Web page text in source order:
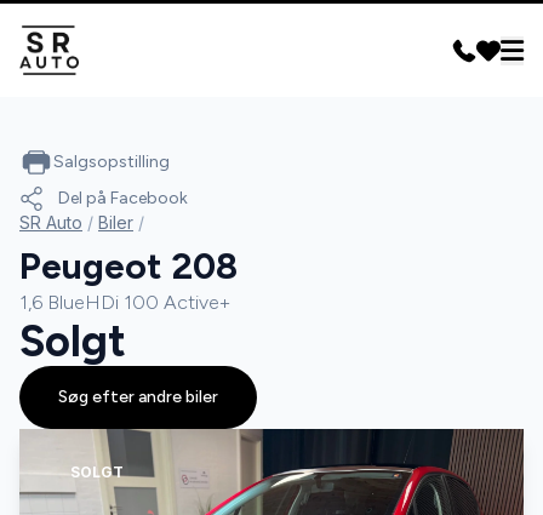
SOLGT
Salgsopstilling
Del på Facebook
SR Auto / Biler /
Peugeot 208
1,6 BlueHDi 100 Active+
Solgt
Søg efter andre biler